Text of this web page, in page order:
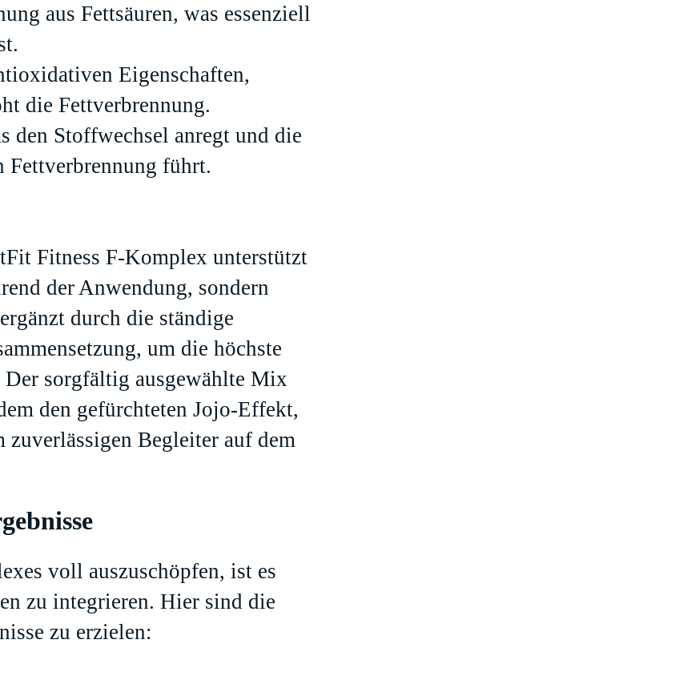
aus Fettsäuren, was essenziell
Eigenschaften,
die Fettverbrennung.
den Stoffwechsel anregt und die
Fettverbrennung führt.
Fitness F-Komplex unterstützt
der Anwendung, sondern
durch die ständige
um die höchste
sorgfältig ausgewählte Mix
den gefürchteten Jojo-Effekt,
Begleiter auf dem
voll auszuschöpfen, ist es
zu integrieren. Hier sind die
zu erzielen: